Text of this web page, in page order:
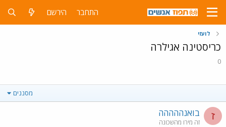
התחבר הירשם
לועזי
כריסטינה אגילרה
0
מסננים
ז בואנההההה
זה מירו מהשכונה